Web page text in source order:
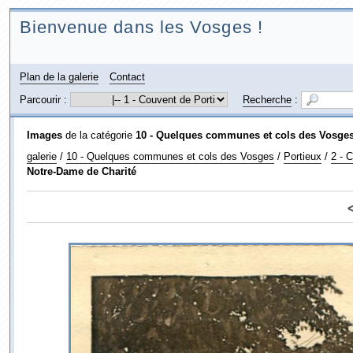
Bienvenue dans les Vosges !
Plan de la galerie
Contact
Parcourir :
Recherche:
Imagesde la catégorie 10 - Quelques communes et cols des
galerie/ 10 - Quelques communes et cols des Vosges / Portieux/ 2 -
Notre-Dame de Charité